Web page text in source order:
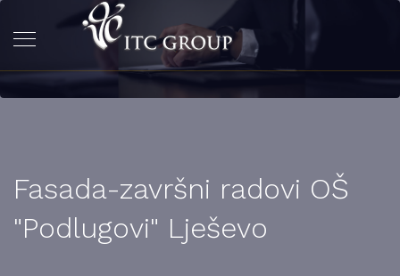
Fasada-završni radovi OŠ
"Podlugovi" Lješevo